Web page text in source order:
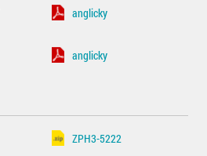
anglicky
anglicky
ZPH3-5222